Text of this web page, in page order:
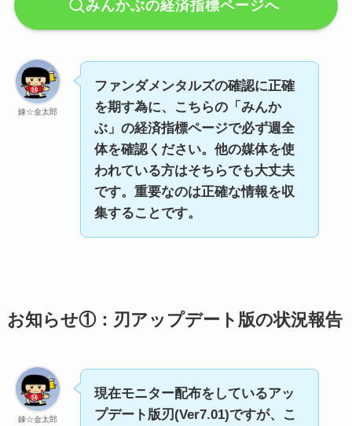
みんかぶの経済指標ページへ
錬☆金太郎
ファンダメンタルズの確認に正確
を期す為に、こちらの「みんか
ぶ」の経済指標ページで必ず週全
体を確認ください。他の媒体を使
われている方はそちらでも大丈夫
です。重要なのは正確な情報を収
集することです。
お知らせ①：刃アップデート版の状況報告
錬☆金太郎
現在モニター配布をしているアッ
プデート版刃(Ver7.01)ですが、こ